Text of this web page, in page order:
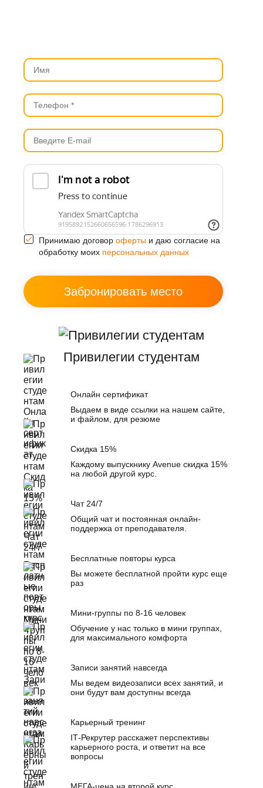
Принимаю договор оферты и даю согласие на
обработку моих персональных данных
Привилегии студентам
Онлайн сертификат
Выдаем в виде ссылки на нашем сайте,
и файлом, для резюме
Скидка 15%
Каждому выпускнику Avenue скидка 15%
на любой другой курс.
Чат 24/7
Общий чат и постоянная онлайн-
поддержка от преподавателя.
Бесплатные повторы курса
Вы можете бесплатной пройти курс еще
раз
Мини-группы по 8-16 человек
Обучение у нас только в мини группах,
для максимального комфорта
Записи занятий навсегда
Мы ведем видеозаписи всех занятий, и
они будут вам доступны всегда
Карьерный тренинг
IТ-Рекрутер расскажет перспективы
карьерного роста, и ответит на все
вопросы